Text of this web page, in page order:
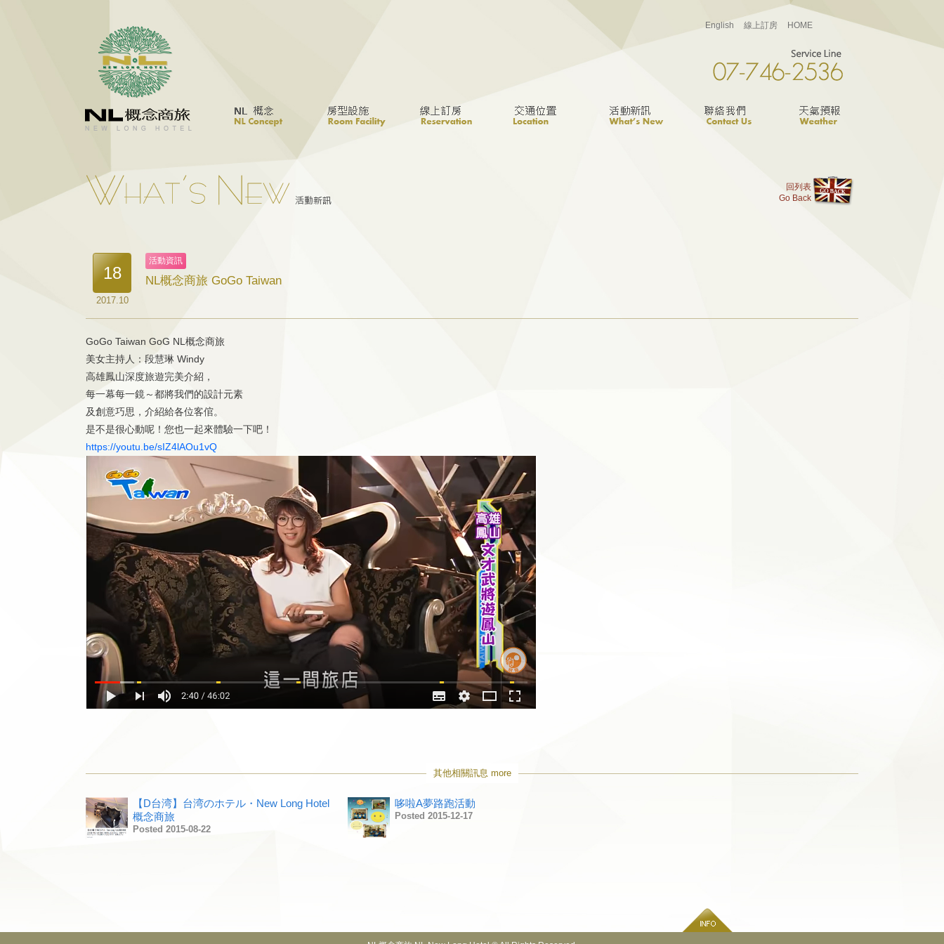
English 線上訂房 HOME
回列表
Go Back
18
2017.10
活動資訊
NL概念商旅 GoGo Taiwan
GoGo Taiwan GoG NL概念商旅
美女主持人：段慧琳 Windy
高雄鳳山深度旅遊完美介紹，
每一幕每一鏡～都將我們的設計元素
及創意巧思，介紹給各位客倌。
是不是很心動呢！您也一起來體驗一下吧！
https://youtu.be/sIZ4lAOu1vQ
其他相關訊息 more
【D台湾】台湾のホテル・New Long Hotel
概念商旅
Posted 2015-08-22
哆啦A夢路跑活動
Posted 2015-12-17